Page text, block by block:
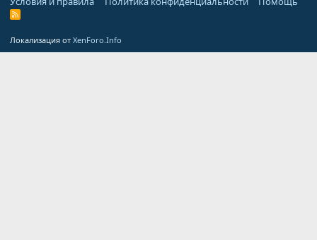
R
Локализация от XenForo.Info